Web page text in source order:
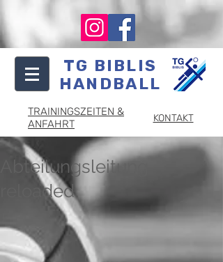
TG BIBLIS
HANDBALL
TRAININGSZEITEN &
ANFAHRT
KONTAKT
Abteilungsleitung
reloaded